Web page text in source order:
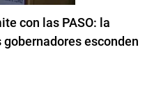
con las PASO: la
esconden